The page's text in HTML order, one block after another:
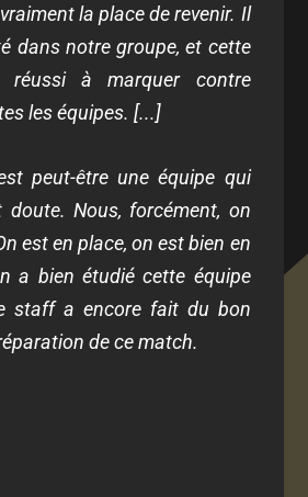
la place de revenir. Il
dans notre groupe, et cette
à marquer contre
les équipes. [...]
peut-être une équipe qui
doute. Nous, forcément, on
est en place, on est bien en
a bien étudié cette équipe
staff a encore fait du bon
de ce match.